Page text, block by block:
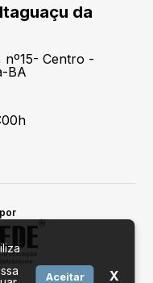
da
Centro -
BA
Aceitar X